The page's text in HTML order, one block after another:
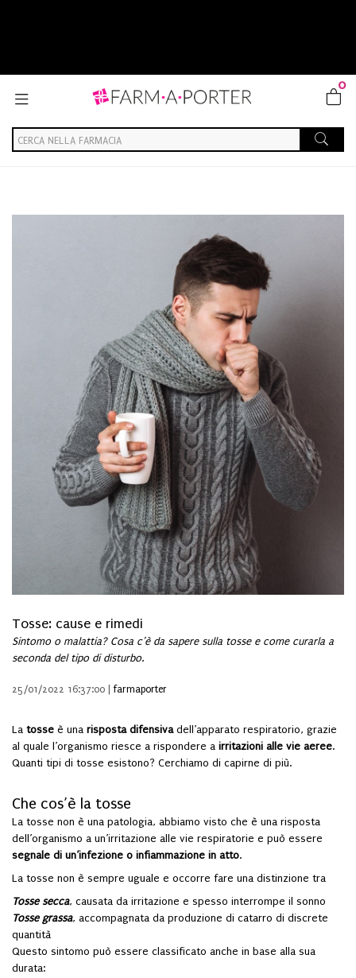
0
Tosse: cause e rimedi
Sintomo o malattia? Cosa c’è da sapere sulla tosse e come curarla a
seconda del tipo di disturbo.
25/01/2022 16:37:00 |farmaporter
La tosse è una risposta difensivadell’apparato respiratorio, grazie
al quale l’organismo riesce a rispondere a irritazioni alle vie aeree.
Quanti tipi di tosse esistono? Cerchiamo di capirne di più.
Che cos’è la tosse
La tosse non è una patologia, abbiamo visto che è una risposta
dell’organismo a un’irritazione alle vie respiratorie e può essere
segnale di un’infezione o infiammazione in atto.
La tosse non è sempre uguale e occorre fare una distinzione tra
Tosse secca, causata da irritazione e spesso interrompe il sonno
Tosse grassa, accompagnata da produzione di catarro di discrete
quantità
Questo sintomo può essere classificato anche in base alla sua
durata: